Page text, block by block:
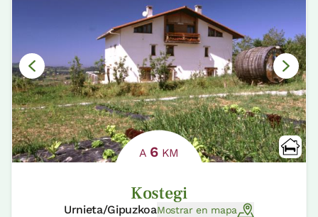
A 6 KM
Kostegi
Urnieta/GipuzkoaMostrar en mapa